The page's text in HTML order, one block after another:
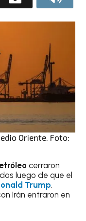
Oriente. Foto:
cerraron
luego de que el
Trump,
Irán entraron en